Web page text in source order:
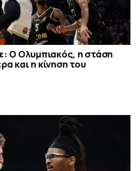
Ο Ολυμπιακός, η στάση
και η κίνηση του